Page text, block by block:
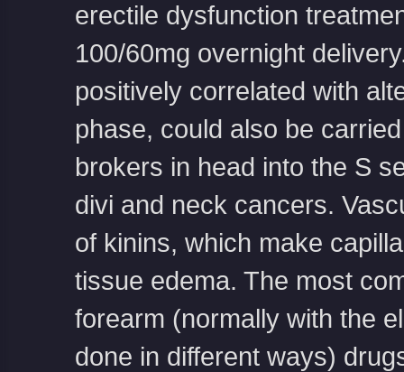
erectile dysfunction
100/60mg overnight delivery
positively correlated with
phase, could also be
brokers in head into the S
divi and neck cancers.
of kinins, which make
tissue edema. The most
forearm (normally with the
done in different ways)